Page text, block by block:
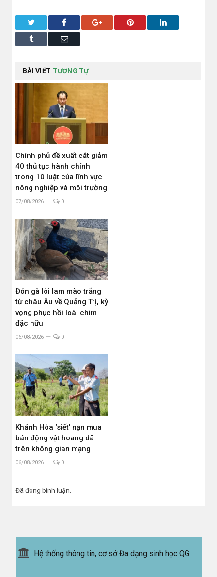
Facebook Google+ Pinterest LinkedIn
Tumblr Email
BÀI VIẾT TƯƠNG TỰ
Chính phủ đề xuất cắt giảm
40 thủ tục hành chính
trong 10 luật của lĩnh vực
nông nghiệp và môi trường
07/08/2026 0
Đón gà lôi lam mào trắng
từ châu Âu về Quảng Trị, kỳ
vọng phục hồi loài chim
đặc hữu
06/08/2026 0
Khánh Hòa ‘siết’ nạn mua
bán động vật hoang dã
trên không gian mạng
06/08/2026 0
Đã đóng bình luận.
Hệ thống thông tin, cơ sở Đa dạng sinh học QG